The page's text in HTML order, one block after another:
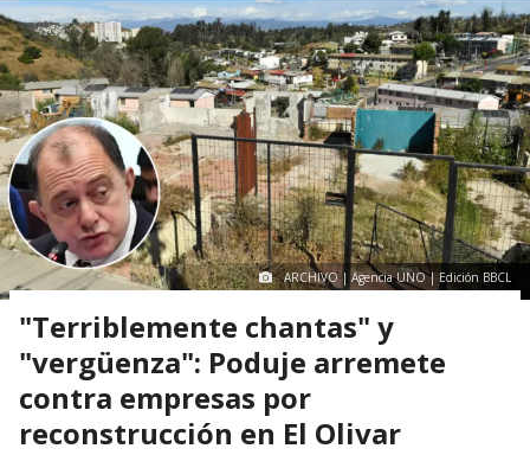
ARCHIVO | Agencia UNO | Edición BBCL
"Terriblemente chantas" y
"vergüenza": Poduje arremete
contra empresas por
reconstrucción en El Olivar